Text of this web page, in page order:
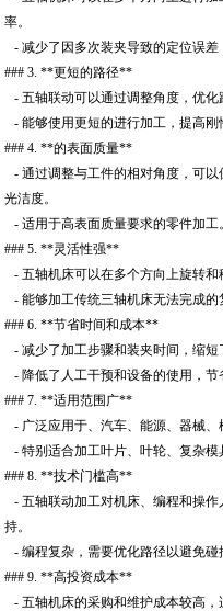
率。
- 减少了因多次装夹导致的定位误差
### 3. **更短的路径**
- 五轴联动可以通过调整角度，优化
- 能够使用更短的进行加工，提高刚
### 4. **的表面质量**
- 通过调整与工件的相对角度，可
光洁度。
- 适用于高表面质量要求的零件加工
### 5. **灵活性强**
- 五轴机床可以在多个方向上旋转和
- 能够加工传统三轴机床无法完成的
### 6. **节省时间和成本**
- 减少了加工步骤和装夹时间，缩短
- 降低了人工干预和设备的使用，节
### 7. **适用范围广**
- 广泛应用于、汽车、能源、器械、
- 特别适合加工叶片、叶轮、复杂模
### 8. **技术门槛高**
- 五轴联动加工对机床、编程和操
持。
- 编程复杂，需要优化路径以避免碰
### 9. **高投资成本**
- 五轴机床的采购和维护成本较高，